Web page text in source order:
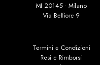
MI 20145 • Milano
Via Belfiore 9
Termini e Condizioni
Resi e Rimborsi